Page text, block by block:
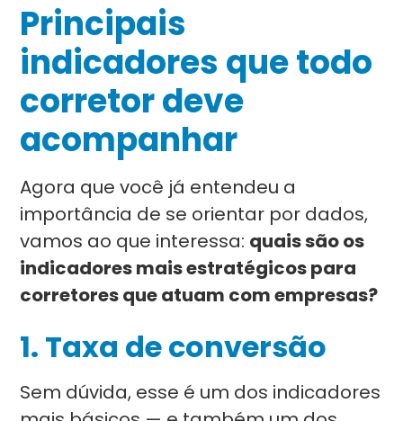
Principais
indicadores que todo
corretor deve
acompanhar
Agora que você já entendeu a
importância de se orientar por dados,
vamos ao que interessa: quais são os
indicadores mais estratégicos para
corretores que atuam com empresas?
1. Taxa de conversão
Sem dúvida, esse é um dos indicadores